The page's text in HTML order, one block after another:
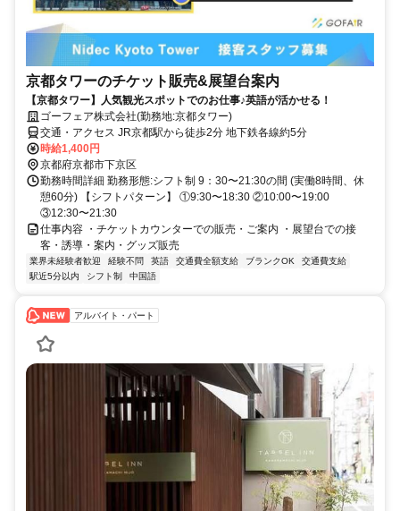
京都タワーのチケット販売&展望台案内
【京都タワー】人気観光スポットでのお仕事♪英語が活かせる！
ゴーフェア株式会社(勤務地:京都タワー)
交通・アクセス JR京都駅から徒歩2分 地下鉄各線約5分
時給1,400円
京都府京都市下京区
勤務時間詳細 勤務形態:シフト制 9：30〜21:30の間 (実働8時間、休
憩60分) 【シフトパターン】 ①9:30〜18:30 ②10:00〜19:00
③12:30〜21:30
仕事内容 ・チケットカウンターでの販売・ご案内 ・展望台での接
客・誘導・案内・グッズ販売
業界未経験者歓迎 経験不問 英語 交通費全額支給 ブランクOK
交通費支給
駅近5分以内
シフト制 中国語
アルバイト・パート